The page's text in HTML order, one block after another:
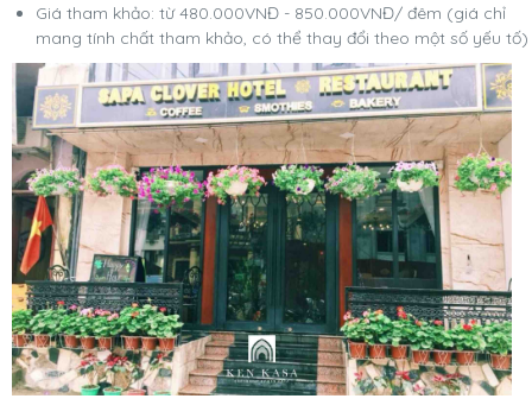
Giá tham khảo: từ 480.000VNĐ - 850.000VNĐ/ đêm (giá chỉ
mang tính chất tham khảo, có thể thay đổi theo một số yếu tố)